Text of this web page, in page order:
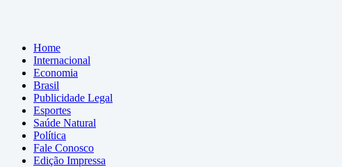
Home
Internacional
Economia
Brasil
Publicidade Legal
Esportes
Saúde Natural
Política
Fale Conosco
Edição Impressa